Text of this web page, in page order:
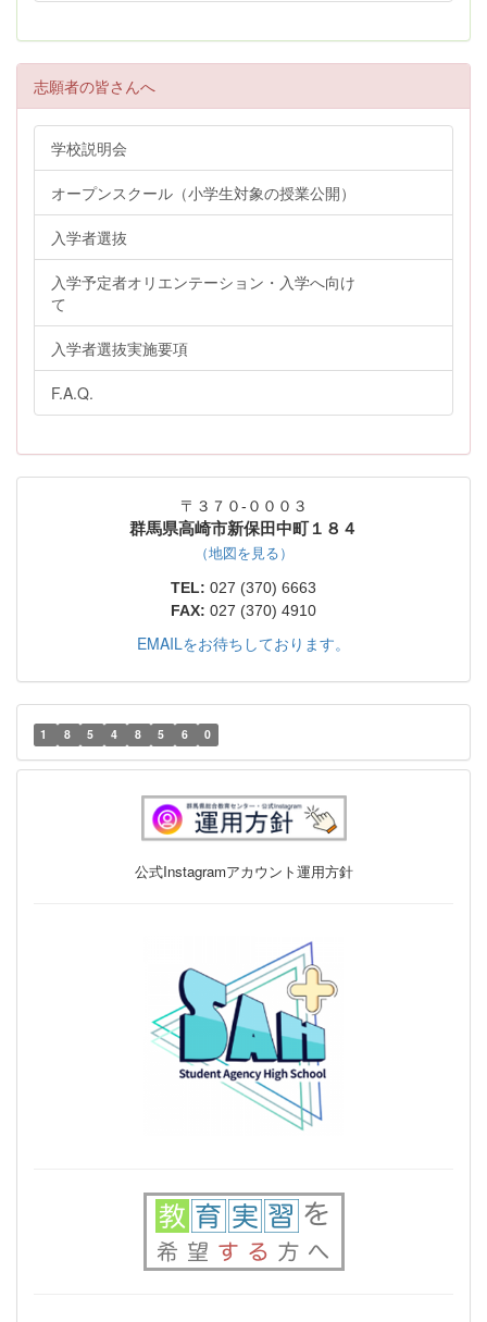
志願者の皆さんへ
学校説明会
オープンスクール（小学生対象の授業公開）
入学者選抜
入学予定者オリエンテーション・入学へ向け
て
入学者選抜実施要項
F.A.Q.
〒３７０-０００３
群馬県高崎市新保田中町１８４
（地図を見る）
TEL: 027 (370) 6663
FAX: 027 (370) 4910
EMAILをお待ちしております。
1 8 5 4 8 5 6 0
公式Instagramアカウント運用方針